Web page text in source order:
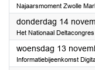
Najaarsmoment Zwolle
donderdag 14
Het Nationaal Deltacongres
woensdag 13
Informatiebijeenkomst